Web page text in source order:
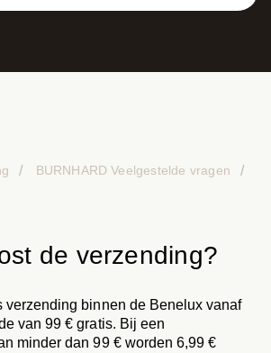
BURNHARD Veelgestelde vragen
de verzending?
verzending binnen de Benelux vanaf
van 99 € gratis. Bij een
minder dan 99 € worden 6,99 €